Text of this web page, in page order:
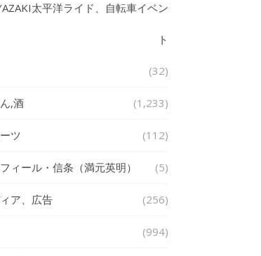
太平洋ライド、自転車イベン
ト
(32)
,酒 (1,233)
ツ (112)
ィール・信条（満元英明） (5)
ア、広告 (256)
(994)